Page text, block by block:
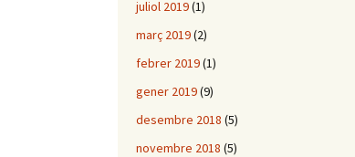
juliol 2019(1)
març 2019(2)
febrer 2019(1)
gener 2019(9)
desembre 2018 (5)
novembre 2018 (5)